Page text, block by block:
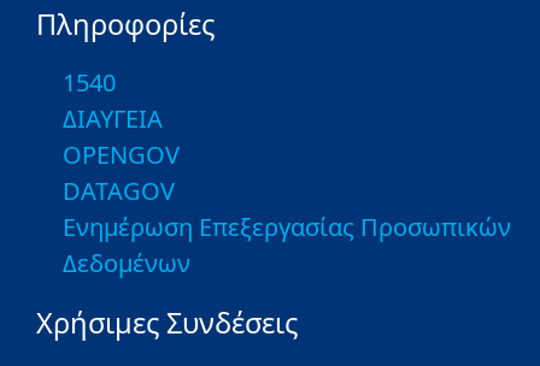
Πληροφορίες
1540
ΔΙΑΥΓΕΙΑ
OPENGOV
DATAGOV
Ενημέρωση Επεξεργασίας Προσωπικών
Δεδομένων
Χρήσιμες Συνδέσεις